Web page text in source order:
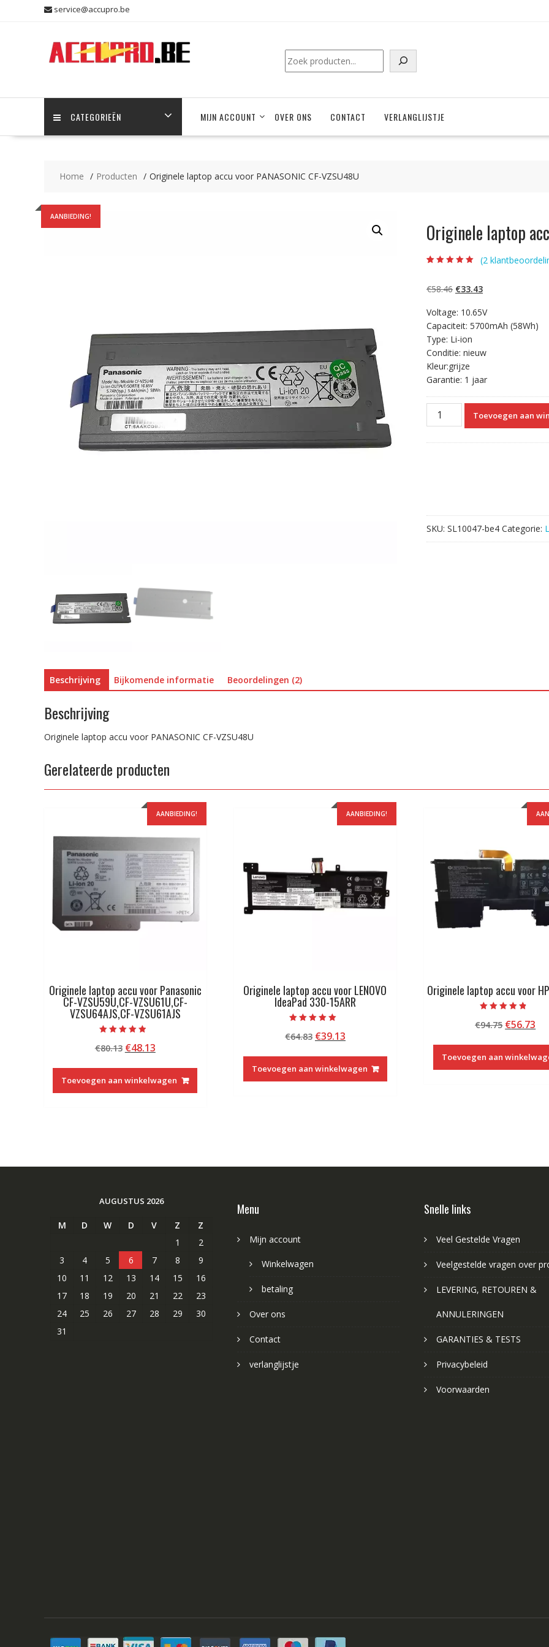
service@accupro.be
Zoeken
CATEGORIEËN MIJN ACCOUNT OVER ONS CONTACT VERLANGLIJSTJE
Home Producten Originele laptop accu voor PANASONIC CF-VZSU48U
AANBIEDING!
Originele laptop
gebaseerd op
klantbeoordelinge
(2
€58.46 Oorspronkelijke
was:
€58.46.
€33.43Huidige
is:
€33.43.
Voltage: 10.65V
Capaciteit: 5700mAh (58Wh)
Type: Li-ion
Conditie: nieuw
Kleur:grijze
Garantie: 1 jaar
Originele
laptop
Toevoegen aan
SKU: SL10047-be4 Categorie:
Beschrijving Bijkomende informatie Beoordelingen (2)
Beschrijving
Originele laptop accu voor PANASONIC CF-VZSU48U
Gerelateerde producten
AANBIEDING!
Originele laptop accu voor Panasonic
CF-VZSU59U,CF-VZSU61U,CF-
VZSU64AJS,CF-VZSU61AJS
met
4.50
€80.13 Oorspronkelijke
was:
€80.13.
€48.13Huidige
€48.13.
Toevoegen aan winkelwagen
AANBIEDING!
Originele laptop accu voor LENOVO
IdeaPad 330-15ARR
5.00
van 5
€64.83 Oorspronkelijke
was:
€64.83.
€39.13Huidige
€39.13.
Toevoegen aan winkelwagen
Originele laptop accu voor
met
4.50
€94.75
was:
€94.75.
€56.73
Toevoegen aan
AUGUSTUS 2026
M D W D V Z
Z
1
2
3
4 5 6 7 8
9
10
11 12 13 14 15
16
17
18 19 20 21 22
23
24
25 26 27 28 29
30
31
Menu
Mijn account
Winkelwagen
betaling
Over ons
Contact
verlanglijstje
Snelle links
Veel Gestelde Vragen
Veelgestelde vragen over
LEVERING, RETOUREN &
ANNULERINGEN
GARANTIES & TESTS
Privacybeleid
Voorwaarden